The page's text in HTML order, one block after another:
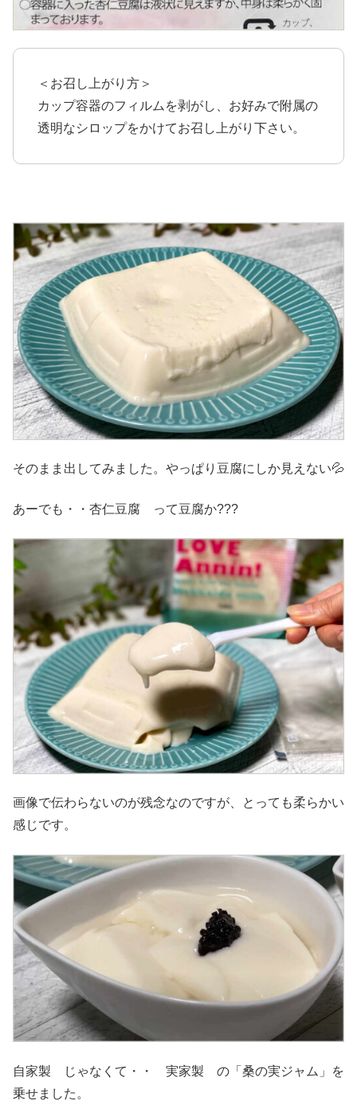
＜お召し上がり方＞
カップ容器のフィルムを剥がし、お好みで附属の
透明なシロップをかけてお召し上がり下さい。
そのまま出してみました。やっぱり豆腐にしか見えない💦
あーでも・・杏仁豆腐 って豆腐か???
画像で伝わらないのが残念なのですが、とっても柔らかい
感じです。
自家製 じゃなくて・・ 実家製 の「桑の実ジャム」を
乗せました。